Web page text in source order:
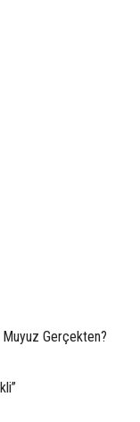
Muyuz Gerçekten?